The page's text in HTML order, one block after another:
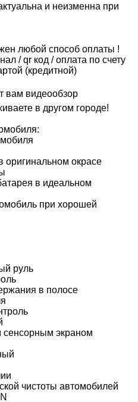
и неизменна при
любой способ оплаты !
/ qr код / оплата по счету
(кредитной)
вам видеообзор
в другом городе!
оригинальном окрасе
в идеальном
при хорошей
руль
в полосе
экраном
чистоты автомобилей